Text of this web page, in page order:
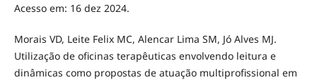
Acesso em: 16 dez 2024.
Morais VD, Leite Felix MC, Alencar Lima SM, Jó Alves MJ.
Utilização de oficinas terapêuticas envolvendo leitura e
dinâmicas como propostas de atuação multiprofissional em